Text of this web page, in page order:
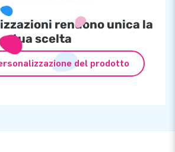
rendono unica la
tua scelta
del prodotto